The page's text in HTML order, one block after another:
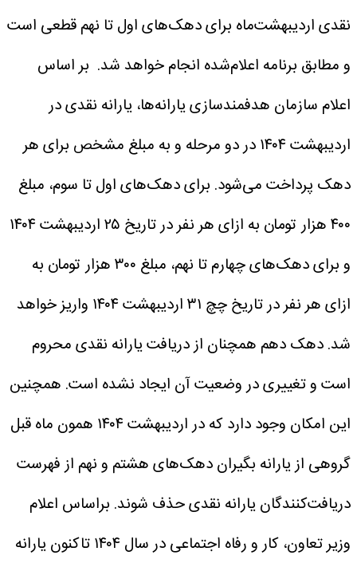
نقدی اردیبهشت‌ماه برای دهک‌های اول تا نهم قطعی است
و مطابق برنامه اعلام‌شده انجام خواهد شد. بر اساس
اعلام سازمان هدفمندسازی یارانه‌ها، یارانه نقدی در
اردیبهشت ۱۴۰۴ در دو مرحله و به مبلغ مشخص برای هر
دهک پرداخت می‌شود. برای دهک‌های اول تا سوم، مبلغ
۴۰۰ هزار تومان به ازای هر نفر در تاریخ ۲۵ اردیبهشت ۱۴۰۴
و برای دهک‌های چهارم تا نهم، مبلغ ۳۰۰ هزار تومان به
ازای هر نفر در تاریخ چچ ۳۱ اردیبهشت ۱۴۰۴ واریز خواهد
شد.دهک دهم همچنان از دریافت یارانه نقدی محروم
است و تغییری در وضعیت آن ایجاد نشده است. همچنین
این امکان وجود دارد که در اردیبهشت ۱۴۰۴ همون ماه قبل
گروهی از یارانه بگیران دهک‌های هشتم و نهم از فهرست
دریافت‌کنندگان یارانه نقدی حذف شوند. براساس اعلام
وزیر تعاون، کار و رفاه اجتماعی در سال ۱۴۰۴ تاکنون یارانه